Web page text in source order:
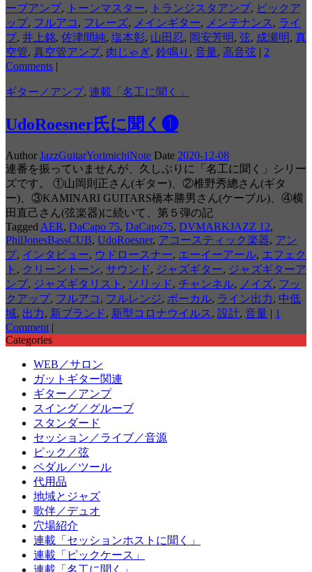
ーブアンプ, トーンマスター, トランジスタアンプ, ピックア
ップ, フルアコ , フレーズ, メインギター, メンテナンス , ライ
ブ, 井上銘, 佐津間純, 塩本彰, 山田忍, 岡安芳明, 弦, 成瀬明, 真
空管, 真空管アンプ, 肉じゃぎ, 鈴鳴り , 音量, 高音弦 | 2
Comments |
ギター／アンプ, 連載「名工に聞く」
UdoRoesner氏に聞く❶
Author JazzGuitarYorimichiNote Date 2020-12-08
連番を振っていませんが、久しぶりに「名工に聞く」シリー
ズです。 ①山岡則正さん(ギター)、②椎野秀總さん(ギタ
ー)、③KAMINARI GUITARS橋本勝男さん(ケーブル)、④横
田直己さん(弦楽器)に続いて、第５弾の記
Tagged AER, DaCapo 75, DaCapo75, DVMARKJAZZ 12,
PhilJonesBassCUB, UdoRoesner, アコースティック楽器, アン
プ, インタビュー, ウドロースナー, エーイーアール, エフェク
ト , クリーントーン, サウンド, ジャズギター, ジャズギターア
ンプ, ジャズギタリスト , ソリッド, チャンネル, ノイズ, フッ
クアップ, フルアコ , フルレンジ, ボーカル, ライン出力, 中低
域, 出力, 新ブランド, 新型コロナウイルス , 設計, 音量 | 1
Comment |
Categories
WEB／サロン
ガットギター関連
ギター／アンプ
スイング／グルーブ
スタンダード
セッション／ライブ／音源
ピック／弦
ペダル／ツール
代用品
地域とジャズ
歌伴／デュオ
穴場紹介
連載「セッションホストに聞く」
連載「ピックケース」